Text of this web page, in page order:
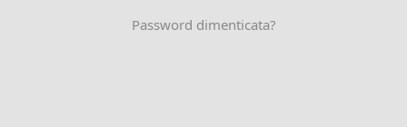
Password dimenticata?